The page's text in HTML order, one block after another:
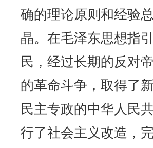
确的理论原则和经验
晶。在毛泽东思想指
民，经过长期的反对
的革命斗争，取得了
民主专政的中华人民
行了社会主义改造，